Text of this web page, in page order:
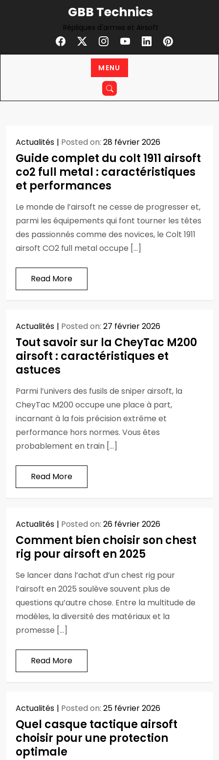
GBB Technics
Répliques d'armes et Airsoft
MENU
Actualités Posted on: 28 février 2026
Guide complet du colt 1911 airsoft
co2 full metal : caractéristiques
et performances
Le monde de l’airsoft ne cesse de progresser et,
parmi les équipements qui font tourner les têtes
des passionnés comme des novices, le Colt 1911
airsoft CO2 full metal occupe […]
Read More
Actualités Posted on: 27 février 2026
Tout savoir sur la CheyTac M200
airsoft : caractéristiques et
astuces
Parmi l’univers des fusils de sniper airsoft, la
CheyTac M200 occupe une place à part,
incarnant à la fois précision extrême et
performance hors normes. Vous êtes
probablement en train […]
Read More
Actualités Posted on: 26 février 2026
Comment bien choisir son chest
rig pour airsoft en 2025
Se lancer dans l’achat d’un chest rig pour
l’airsoft en 2025 soulève souvent plus de
questions qu’autre chose. Entre la multitude de
modèles, la diversité des matériaux et la
promesse […]
Read More
Actualités Posted on: 25 février 2026
Quel casque tactique airsoft
choisir pour une protection
optimale